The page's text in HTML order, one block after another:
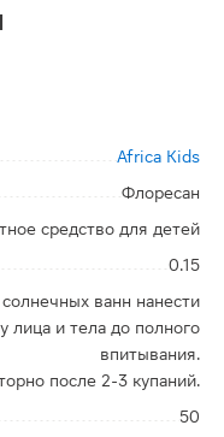
Africa Kids
Флоресан
средство для детей
0.15
ванн нанести
лица и тела до полного
впитывания.
после 2-3 купаний.
50